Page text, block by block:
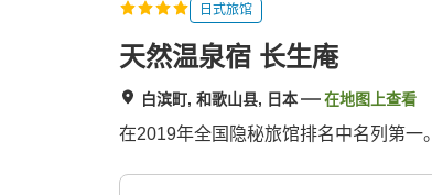
日式旅馆
天然温泉宿 长生庵
白滨町, 和歌山县, 日本 在地图上查看
在2019年全国隐秘旅馆排名中名列第一